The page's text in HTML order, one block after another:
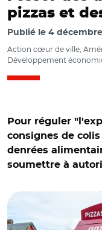
pizzas et
Publié le 4
Action cœur de ville,
Développement
Pour réguler
consignes de
denrées
soumettre à